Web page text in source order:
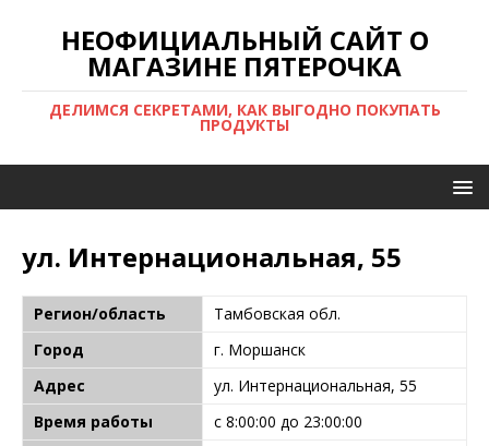
НЕОФИЦИАЛЬНЫЙ САЙТ О
МАГАЗИНЕ ПЯТЕРОЧКА
ДЕЛИМСЯ СЕКРЕТАМИ, КАК ВЫГОДНО ПОКУПАТЬ
ПРОДУКТЫ
ул. Интернациональная, 55
Регион/область
Тамбовская обл.
Город
г. Моршанск
Адрес
ул. Интернациональная, 55
Время работы
с 8:00:00 до 23:00:00